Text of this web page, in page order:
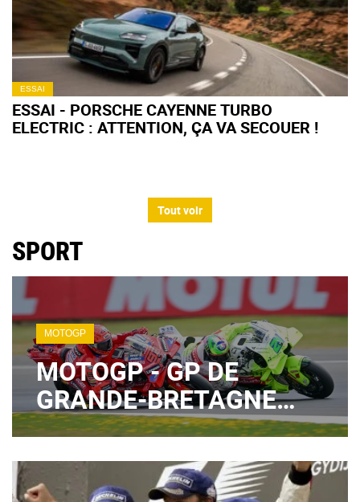
ESSAI
ESSAI - PORSCHE CAYENNE TURBO
ELECTRIC : ATTENTION, ÇA VA SECOUER !
Tout voir
SPORT
MOTOGP
MOTOGP - GP DE
GRANDE-BRETAGNE
2026 : LE PROGRAMME
TV DES ESSAIS DU
VENDREDI